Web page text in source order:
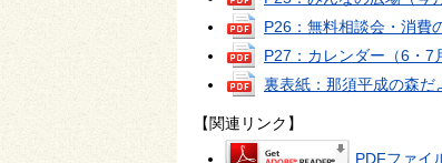
P26：無料相談会・消費
P27：カレンダー（6・7
裏表紙：那須平成の森だ
【関連リンク】
PDFファイ